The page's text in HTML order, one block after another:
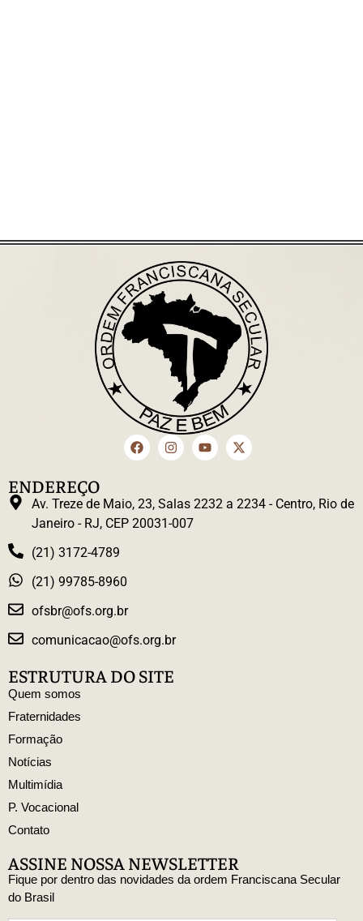
ENDEREÇO
Av. Treze de Maio, 23, Salas 2232 a 2234 - Centro, Rio de
Janeiro - RJ, CEP 20031-007
(21) 3172-4789
(21) 99785-8960
ofsbr@ofs.org.br
comunicacao@ofs.org.br
ESTRUTURA DO SITE
Quem somos
Fraternidades
Formação
Notícias
Multimídia
P. Vocacional
Contato
ASSINE NOSSA NEWSLETTER
Fique por dentro das novidades da ordem Franciscana Secular
do Brasil